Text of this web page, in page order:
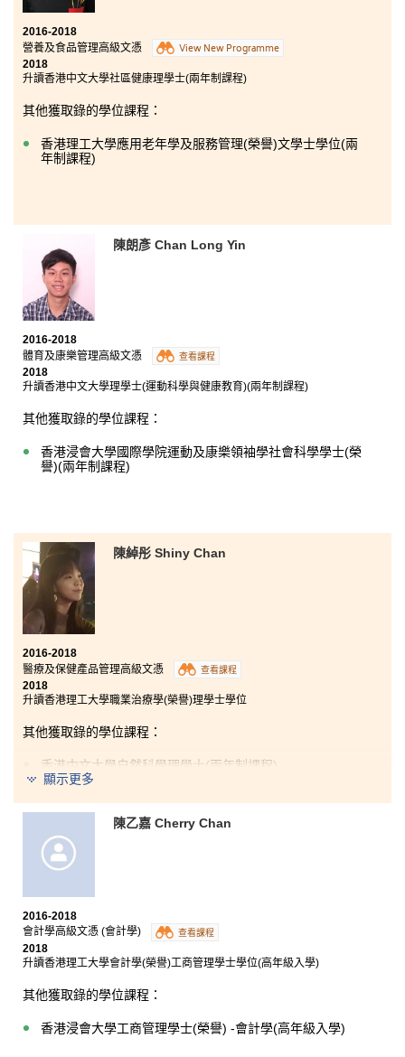
解，目標更清晰，獲益良多，希望能夠投身相關行業。
在書院三年的學習有苦有樂；苦是忙於應付功課，樂則
是自己的努力得到認同，順利獲香港大學取錄，入讀心
儀的護理學學士。
2016-2018
營養及食品管理高級文憑
View New Programme
2018
升讀香港中文大學社區健康理學士(兩年制課程)
其他獲取錄的學位課程：
香港理工大學應用老年學及服務管理(榮譽)文學士學位(兩
年制課程)
陳朗彥 Chan Long Yin
2016-2018
體育及康樂管理高級文憑
查看課程
2018
升讀香港中文大學理學士(運動科學與健康教育)(兩年制課程)
其他獲取錄的學位課程：
香港浸會大學國際學院運動及康樂領袖學社會科學學士(榮
譽)(兩年制課程)
陳綽彤 Shiny Chan
2016-2018
醫療及保健產品管理高級文憑
查看課程
2018
升讀香港理工大學職業治療學(榮譽)理學士學位
其他獲取錄的學位課程：
香港中文大學自然科學理學士(兩年制課程)
香港科技大學理學士(生物科學)(高年級入學)
程及輔助我的老師們。不論是課程提供的機會，教師的
熱誠，還是同學間的牽絆，都讓我獲得了解自己所長與
所好的機會。更重要的是，這課程的導師很有耐心，他
們啟發了我，要達成一個目標其實有很多的途徑，所以
更加鼓勵我嘗試新事物。我用了兩年時間修讀這個高級
文憑課程並不枉費，有些路只要全力以赴走下去，結果
會遠超越我們想的。
顯示更多
陳乙嘉 Cherry Chan
2016-2018
會計學高級文憑 (會計學)
查看課程
2018
升讀香港理工大學會計學(榮譽)工商管理學士學位(高年級入學)
其他獲取錄的學位課程：
香港浸會大學工商管理學士(榮譽) -會計學(高年級入學)